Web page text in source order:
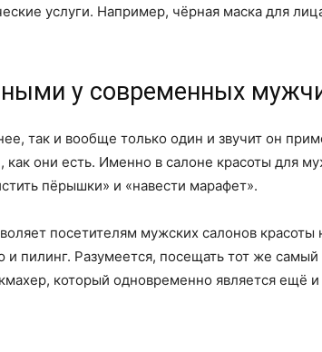
услуги. Например, чёрная маска для
у современных
так и вообще только один и звучит он
они есть. Именно в салоне красоты для
пёрышки» и «навести марафет».
посетителям мужских салонов красоты
пилинг. Разумеется, посещать тот же самый
который одновременно является ещё и